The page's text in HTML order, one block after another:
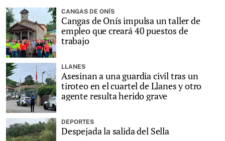
CANGAS DE ONÍS
Cangas de Onís impulsa un taller de
empleo que creará 40 puestos de
trabajo
LLANES
Asesinan a una guardia civil tras un
tiroteo en el cuartel de Llanes y otro
agente resulta herido grave
DEPORTES
Despejada la salida del Sella